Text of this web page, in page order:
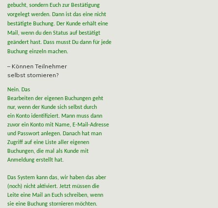
gebucht, sondern Euch zur Bestätigung
vorgelegt werden. Dann ist das eine nicht
bestätigte Buchung. Der Kunde erhält eine
Mail, wenn du den Status auf bestätigt
geändert hast. Dass musst Du dann für jede
Buchung einzeln machen.
– Können Teilnehmer
selbst stornieren?
Nein. Das
Bearbeiten der eigenen Buchungen geht
nur, wenn der Kunde sich selbst durch
ein Konto identifiziert. Mann muss dann
zuvor ein Konto mit Name, E-Mail-Adresse
und Passwort anlegen. Danach hat man
Zugriff auf eine Liste aller eigenen
Buchungen, die mal als Kunde mit
Anmeldung erstellt hat.
Das System kann das, wir haben das aber
(noch) nicht aktiviert. Jetzt müssen die
Leite eine Mail an Euch schreiben, wenn
sie eine Buchung stornieren möchten.